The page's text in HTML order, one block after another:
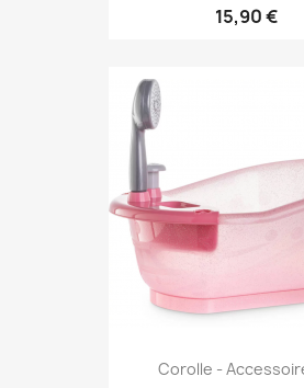
15,90 €
Corolle -